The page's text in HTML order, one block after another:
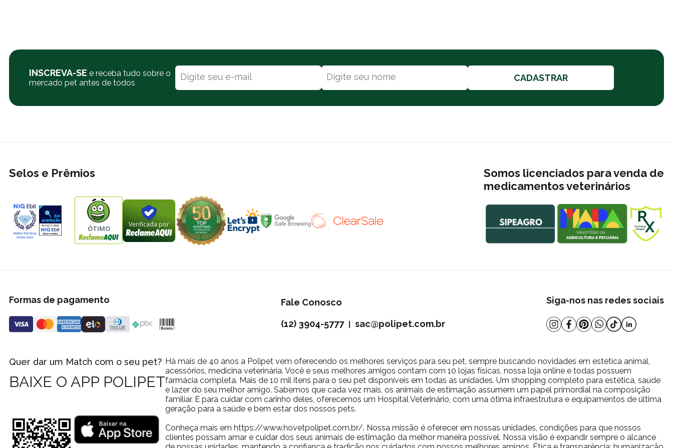
INSCREVA-SE e receba tudo sobre o
mercado pet antes de todos
CADASTRAR
Selos e Prêmios
ÓTIMO Verificada por
Somos licenciados para venda de
medicamentos veterinários
Formas de pagamento Fale Conosco
(12) 3904-5777| sac@polipet.com.br
Siga-nos nas redes sociais
Quer dar um Match com o seu pet?
BAIXE O APP POLIPET
Há mais de 40 anos a Polipet vem oferecendo os melhores serviços para seu pet, sempre buscando novidades em estética animal,
acessórios, medicina veterinária. Você e seus melhores amigos contam com 10 lojas físicas, nossa loja online e todas possuem
farmácia completa. Mais de 10 mil itens para o seu pet disponíveis em todas as unidades. Um shopping completo para estética, saúde
e lazer do seu melhor amigo. Sabemos que cada vez mais, os animais de estimação assumem um papel primordial na composição
familiar. E para cuidar com carinho deles, oferecemos um Hospital Veterinário, com uma ótima infraestrutura e equipamentos de última
geração para a saúde e bem estar dos nossos pets.
Conheça mais em https://www.hovetpolipet.com.br/. Nossa missão é oferecer em nossas unidades, condições para que nossos
clientes possam amar e cuidar dos seus animais de estimação da melhor maneira possível. Nossa visão é expandir sempre o alcance